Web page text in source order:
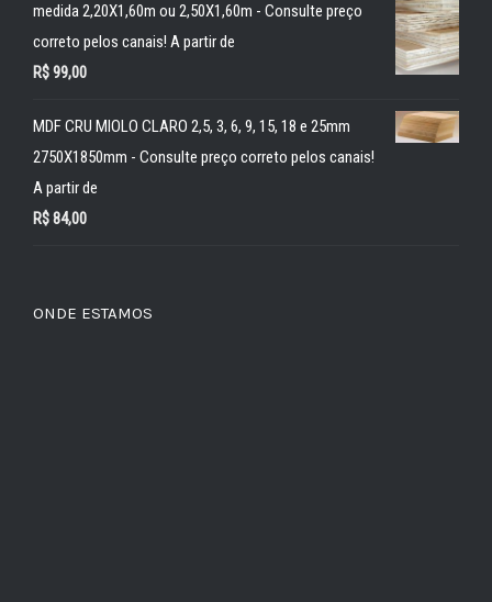
medida 2,20X1,60m ou 2,50X1,60m - Consulte preço
correto pelos canais! A partir de
R$99,00
MDF CRU MIOLO CLARO 2,5, 3, 6, 9, 15, 18 e 25mm
2750X1850mm - Consulte preço correto pelos canais!
A partir de
R$84,00
ONDE ESTAMOS